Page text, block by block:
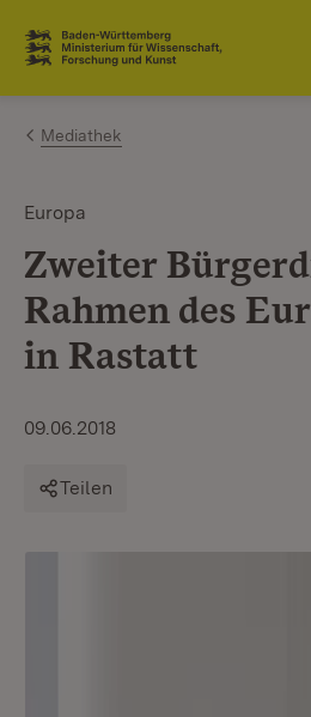
Zum Inhalt springen
Link zur Startseite
Mediathek
Europa
Zweiter
Rahmen des
in Rastatt
09.06.2018
Teilen